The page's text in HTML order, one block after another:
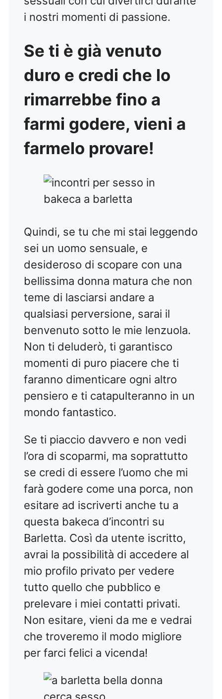
i nostri momenti di passione.
Se ti è già venuto
duro e credi che lo
rimarrebbe fino a
farmi godere, vieni a
farmelo provare!
Quindi, se tu che mi stai leggendo
sei un uomo sensuale, e
desideroso di scopare con una
bellissima donna matura che non
teme di lasciarsi andare a
qualsiasi perversione, sarai il
benvenuto sotto le mie lenzuola.
Non ti deluderò, ti garantisco
momenti di puro piacere che ti
faranno dimenticare ogni altro
pensiero e ti catapulteranno in un
mondo fantastico.
Se ti piaccio davvero e non vedi
l’ora di scoparmi, ma soprattutto
se credi di essere l’uomo che mi
farà godere come una porca, non
esitare ad iscriverti anche tu a
questa bakeca d’incontri su
Barletta. Così da utente iscritto,
avrai la possibilità di accedere al
mio profilo privato per vedere
tutto quello che pubblico e
prelevare i miei contatti privati.
Non esitare, vieni da me e vedrai
che troveremo il modo migliore
per farci felici a vicenda!